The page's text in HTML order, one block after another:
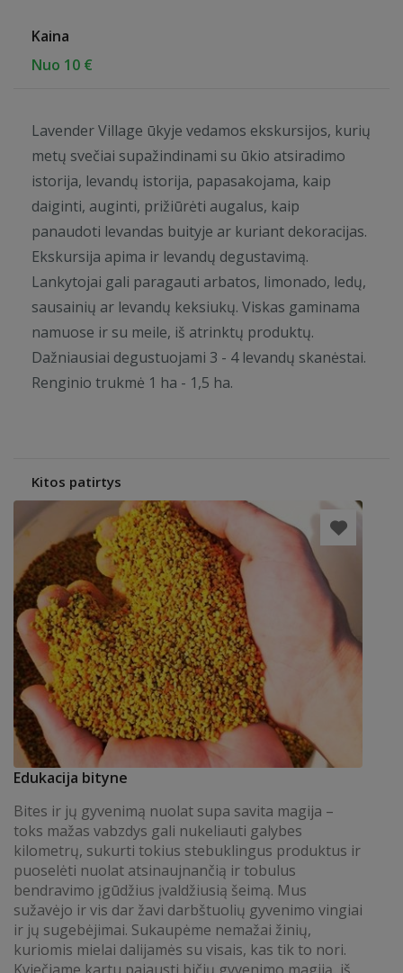
Kaina
Nuo 10 €
Lavender Village ūkyje vedamos ekskursijos, kurių
metų svečiai supažindinami su ūkio atsiradimo
istorija, levandų istorija, papasakojama, kaip
daiginti, auginti, prižiūrėti augalus, kaip
panaudoti levandas buityje ar kuriant dekoracijas.
Ekskursija apima ir levandų degustavimą.
Lankytojai gali paragauti arbatos, limonado, ledų,
sausainių ar levandų keksiukų. Viskas gaminama
namuose ir su meile, iš atrinktų produktų.
Dažniausiai degustuojami 3 - 4 levandų skanėstai.
Renginio trukmė 1 ha - 1,5 ha.
Kitos patirtys
Edukacija bityne
Bites ir jų gyvenimą nuolat supa savita magija –
toks mažas vabzdys gali nukeliauti galybes
kilometrų, sukurti tokius stebuklingus produktus ir
puoselėti nuolat atsinaujnančią ir tobulus
bendravimo įgūdžius įvaldžiusią šeimą. Mus
sužavėjo ir vis dar žavi darbštuolių gyvenimo vingiai
ir jų sugebėjimai. Sukaupėme nemažai žinių,
kuriomis mielai dalijamės su visais, kas tik to nori.